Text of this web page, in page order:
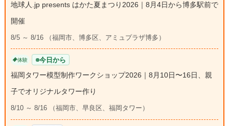
地球人.jp presents はかた夏まつり2026｜8月4日から博多駅前で
開催
8/5 ～ 8/16 （福岡市、博多区、アミュプラザ博多）
体験 今日から
福岡タワー模型制作ワークショップ2026｜8月10日〜16日、親
子でオリジナルタワー作り
8/10 ～ 8/16 （福岡市、早良区、福岡タワー）